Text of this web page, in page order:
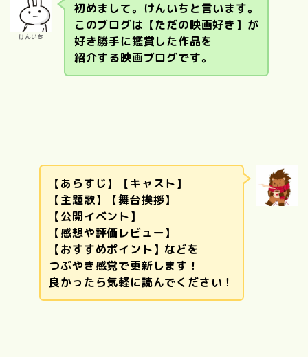
けんいち
初めまして。けんいちと言います。
このブログは【ただの映画好き】が
好き勝手に鑑賞した作品を
紹介する映画ブログです。
【あらすじ】【キャスト】
【主題歌】【舞台挨拶】
【公開イベント】
【感想や評価レビュー】
【おすすめポイント】などを
つぶやき感覚で更新します！
良かったら気軽に読んでください！